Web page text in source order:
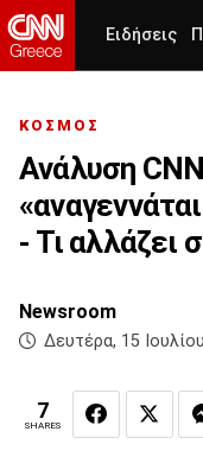
Ειδήσεις
ΚΟΣΜΟΣ
Ανάλυση
- Τι αλλάζει
Newsroom
Δευτέρα, 15
7
SHARES